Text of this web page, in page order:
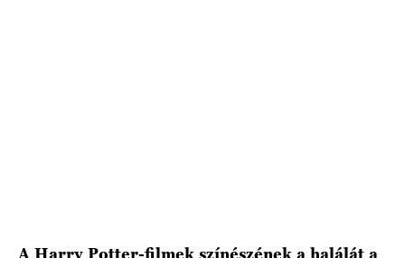
A Harry Potter-filmek színészének a halálát a